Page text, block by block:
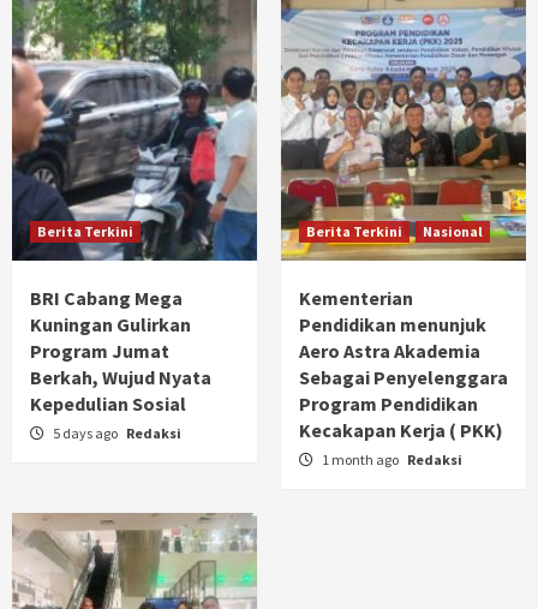
Berita Terkini
BRI Cabang Mega
Kuningan Gulirkan
Program Jumat
Berkah, Wujud Nyata
Kepedulian Sosial
5 days ago Redaksi
Berita Terkini Nasional
Kementerian
Pendidikan menunjuk
Aero Astra Akademia
Sebagai Penyelenggara
Program Pendidikan
Kecakapan Kerja ( PKK)
1 month ago Redaksi